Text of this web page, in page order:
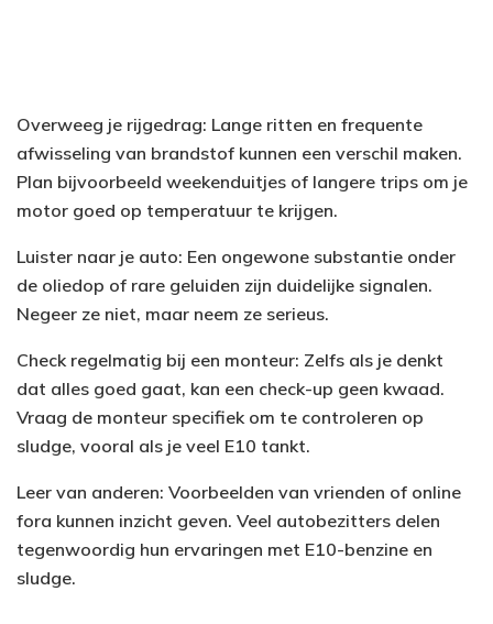
Overweeg je rijgedrag: Lange ritten en frequente
afwisseling van brandstof kunnen een verschil maken.
Plan bijvoorbeeld weekenduitjes of langere trips om je
motor goed op temperatuur te krijgen.
Luister naar je auto: Een ongewone substantie onder
de oliedop of rare geluiden zijn duidelijke signalen.
Negeer ze niet, maar neem ze serieus.
Check regelmatig bij een monteur: Zelfs als je denkt
dat alles goed gaat, kan een check-up geen kwaad.
Vraag de monteur specifiek om te controleren op
sludge, vooral als je veel E10 tankt.
Leer van anderen: Voorbeelden van vrienden of online
fora kunnen inzicht geven. Veel autobezitters delen
tegenwoordig hun ervaringen met E10-benzine en
sludge.